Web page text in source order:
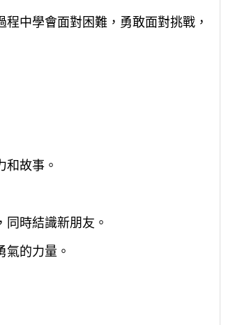
中學會面對困難，勇敢面對挑戰，
故事。
時結識新朋友。
的力量。